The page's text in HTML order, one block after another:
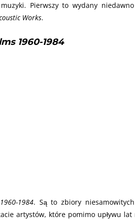
Pierwszy to wydany
Works.
1960-1984
1984. Są to zbiory
artystów, które pomimo upływu lat